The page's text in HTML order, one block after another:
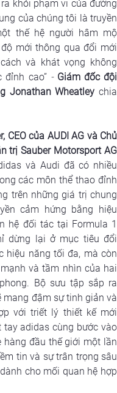
khỏi phạm vi của đường
của chúng tôi là truyền
thế hệ người hâm mộ
mới thông qua đổi mới
và khát vọng không
đỉnh cao” - Giám đốc đội
Jonathan Wheatley chia
CEO của AUDI AG và Chủ
trị Sauber Motorsport AG
và Audi đã có nhiều
các môn thể thao đỉnh
trên những giá trị chung
cảm hứng bằng hiệu
hệ đối tác tại Formula 1
dừng lại ở mục tiêu đổi
hiệu năng tối đa, mà còn
và tầm nhìn của hai
Bộ sưu tập sắp ra
mang đậm sự tinh giản và
với triết lý thiết kế mới
tay adidas cùng bước vào
hàng đầu thế giới một lần
tin và sự trân trọng sâu
cho mối quan hệ hợp